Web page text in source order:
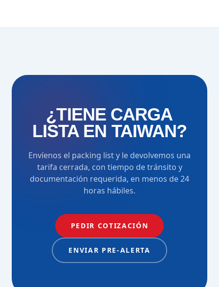
¿TIENE CARGA
LISTA EN TAIWAN?
Envíenos el packing list y le devolvemos una
tarifa cerrada, con tiempo de tránsito y
documentación requerida, en menos de 24
horas hábiles.
PEDIR COTIZACIÓN
ENVIAR PRE-ALERTA